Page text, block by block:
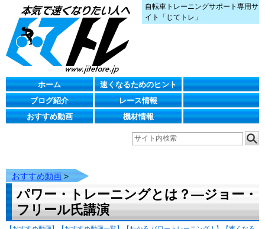
自転車トレーニングサポート専用サ
イト「じてトレ」
ホーム
速くなるためのヒント
ブログ紹介
レース情報
おすすめ動画
機材情報
おすすめ動画 >
パワー・トレーニングとは？―ジョー・
フリール氏講演